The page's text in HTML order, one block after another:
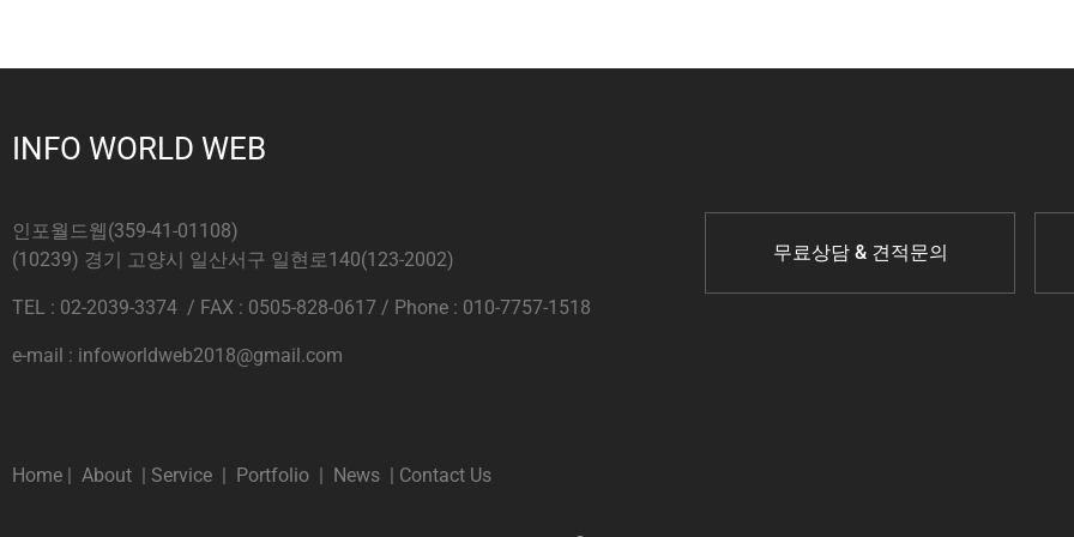
INFO WORLD WEB
인포월드웹(359-41-01108)
(10239) 경기 고양시 일산서구 일현로140(123-2002)
TEL : 02-2039-3374 / FAX : 0505-828-0617 / Phone : 010-7757-1518
e-mail : infoworldweb2018@gmail.com
무료상담 & 견적문의
Home | About | Service | Portfolio | News | Contact Us